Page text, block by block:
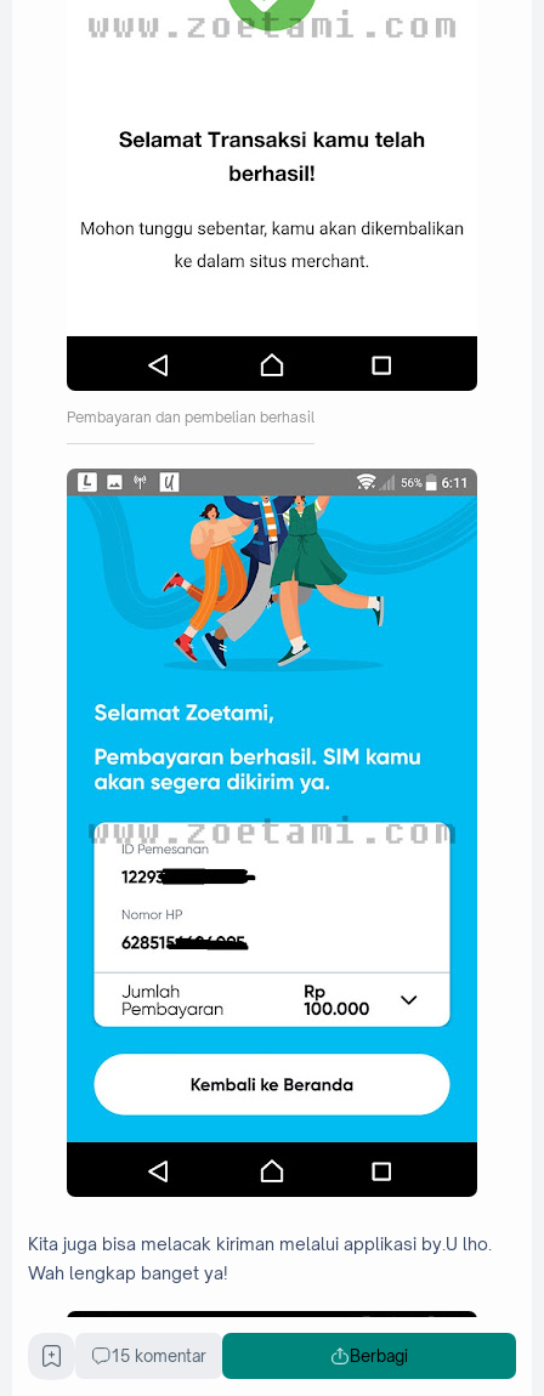
Pembayaran dan pembelian berhasil
Kita juga bisa melacak kiriman melalui applikasi by.U lho.
Wah lengkap banget ya!
15 komentar Berbagi